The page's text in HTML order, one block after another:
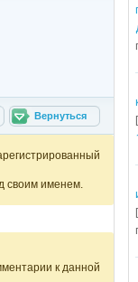
Вернуться
своим именем.
к данной
[
[